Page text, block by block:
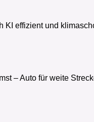
effizient und
– Auto für weite